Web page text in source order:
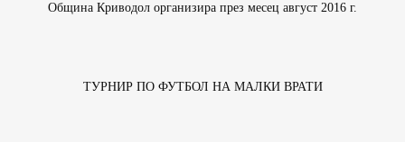
Община Криводол организира през месец август 2016 г.
ТУРНИР ПО ФУТБОЛ НА МАЛКИ ВРАТИ